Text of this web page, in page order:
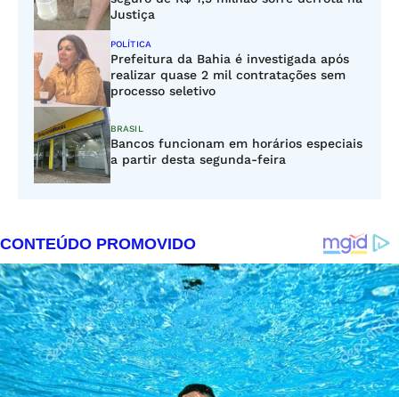
Justiça
POLÍTICA
Prefeitura da Bahia é investigada após
realizar quase 2 mil contratações sem
processo seletivo
BRASIL
Bancos funcionam em horários especiais
a partir desta segunda-feira